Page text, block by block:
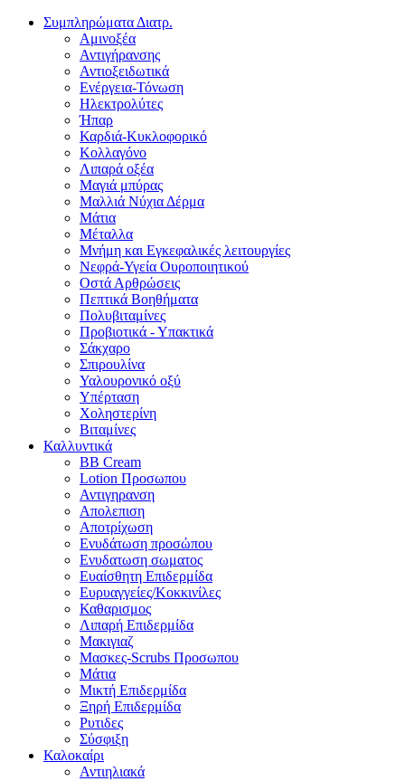
Συμπληρώματα Διατρ.
Αμινοξέα
Αντιγήρανσης
Αντιοξειδωτικά
Ενέργεια-Τόνωση
Ηλεκτρολύτες
Ήπαρ
Καρδιά-Κυκλοφορικό
Κολλαγόνο
Λιπαρά οξέα
Μαγιά μπύρας
Μαλλιά Νύχια Δέρμα
Μάτια
Μέταλλα
Μνήμη και Εγκεφαλικές λειτουργίες
Νεφρά-Υγεία Ουροποιητικού
Οστά Αρθρώσεις
Πεπτικά Βοηθήματα
Πολυβιταμίνες
Προβιοτικά - Υπακτικά
Σάκχαρο
Σπιρουλίνα
Υαλουρονικό οξύ
Υπέρταση
Χοληστερίνη
Βιταμίνες
Καλλυντικά
BB Cream
Lotion Προσωπου
Αντιγηρανση
Απολεπιση
Αποτρίχωση
Ενυδάτωση προσώπου
Ενυδατωση σωματος
Ευαίσθητη Επιδερμίδα
Ευρυαγγείες/Κοκκινίλες
Καθαρισμος
Λιπαρή Επιδερμίδα
Μακιγιαζ
Μασκες-Scrubs Προσωπου
Μάτια
Μικτή Επιδερμίδα
Ξηρή Επιδερμίδα
Ρυτιδες
Σύσφιξη
Καλοκαίρι
Αντιηλιακά